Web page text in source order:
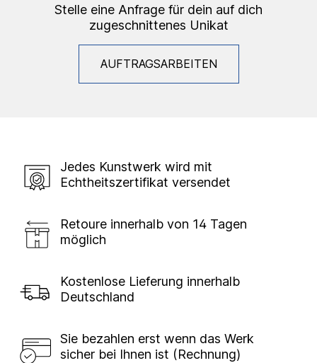
Stelle eine Anfrage für dein auf dich
zugeschnittenes Unikat
AUFTRAGSARBEITEN
Jedes Kunstwerk wird mit
Echtheitszertifikat versendet
Retoure innerhalb von 14 Tagen
möglich
Kostenlose Lieferung innerhalb
Deutschland
Sie bezahlen erst wenn das Werk
sicher bei Ihnen ist (Rechnung)